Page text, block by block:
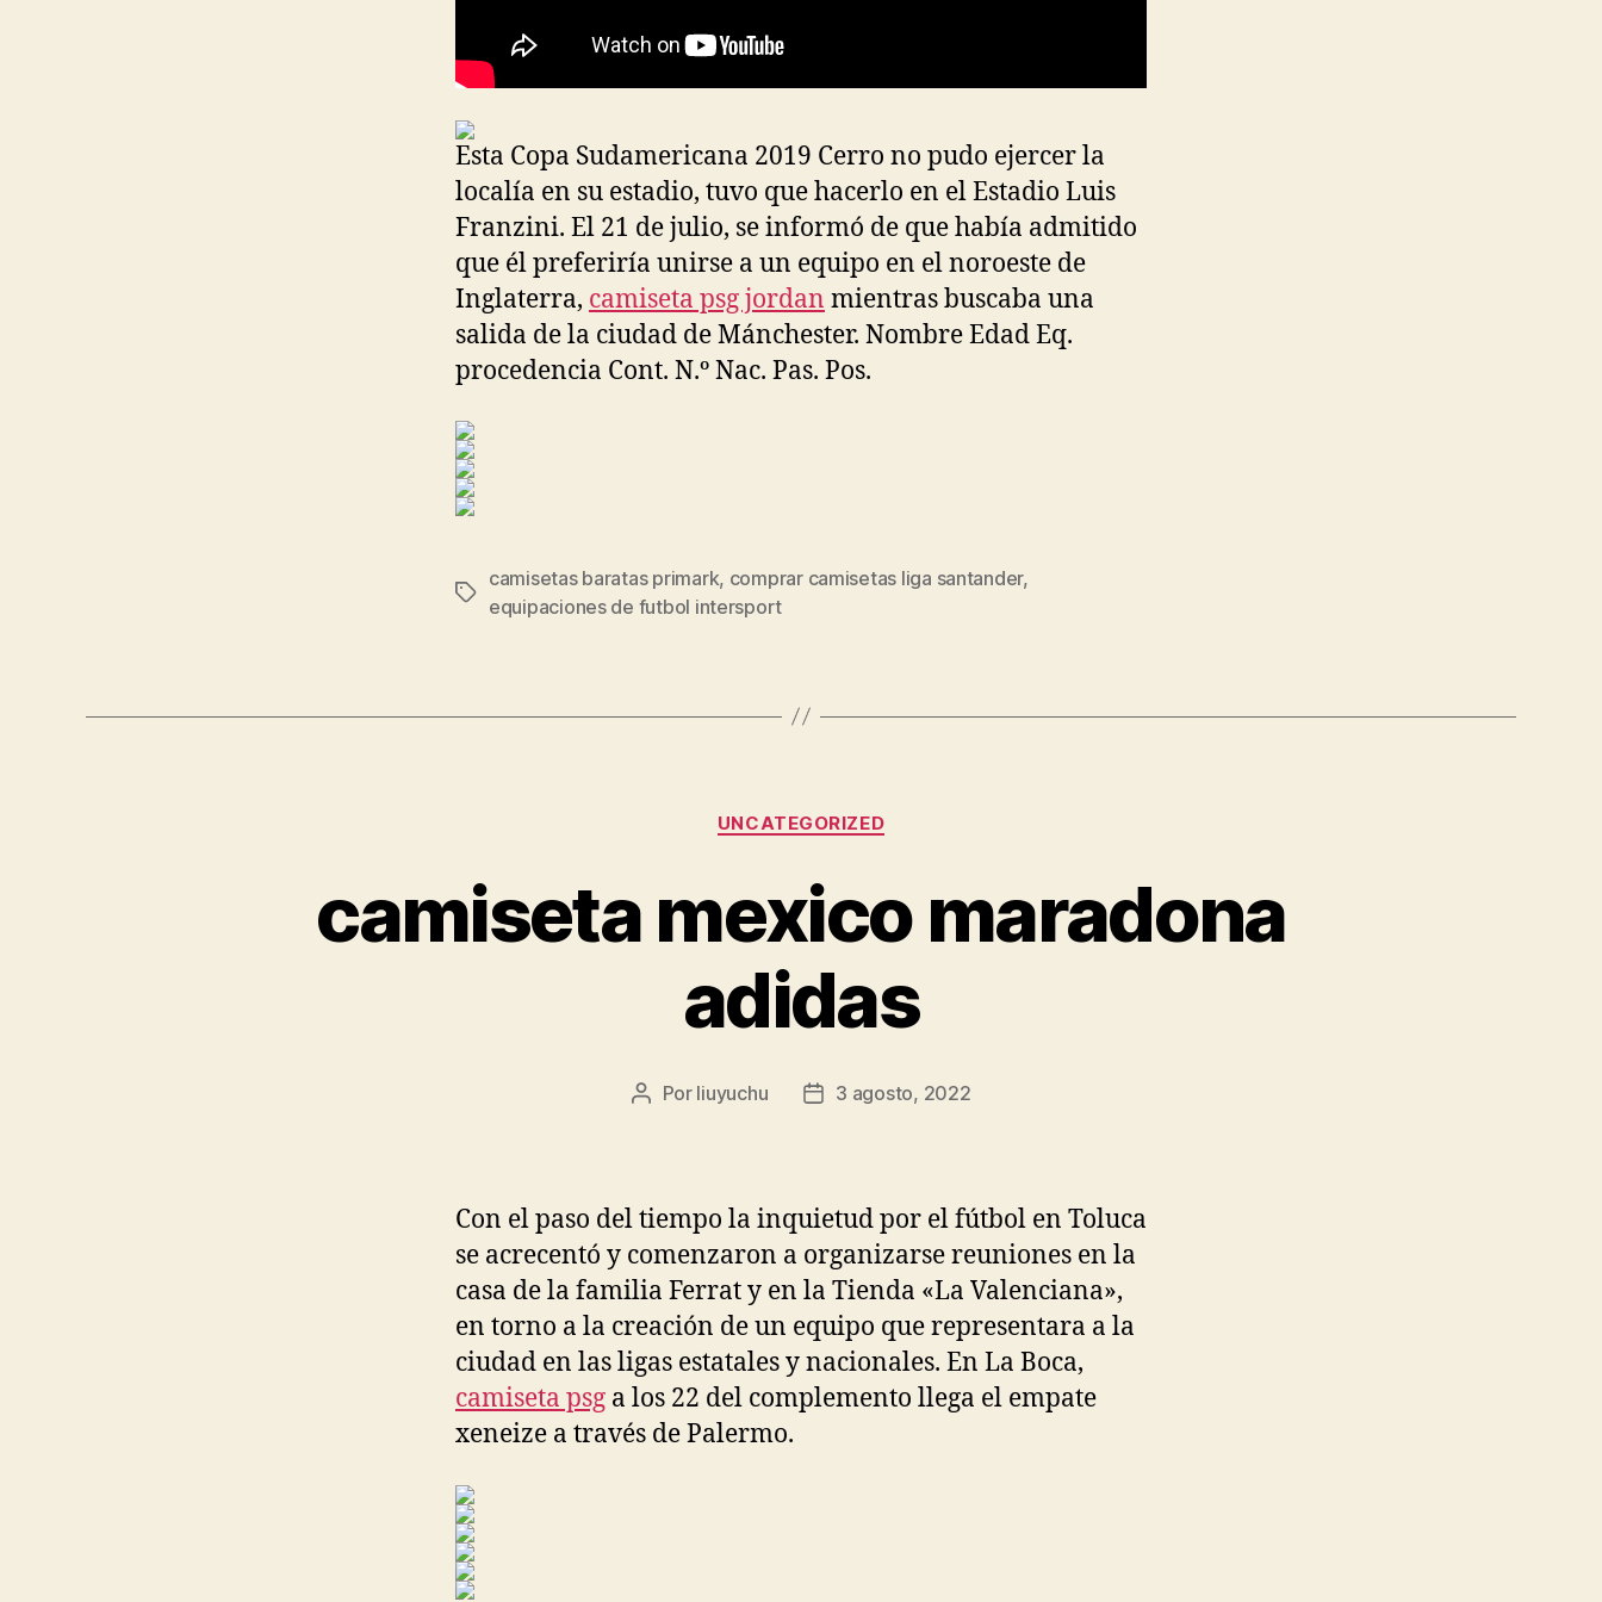
Esta Copa Sudamericana 2019 Cerro no pudo ejercer la
localía en su estadio, tuvo que hacerlo en el Estadio Luis
Franzini. El 21 de julio, se informó de que había admitido
que él preferiría unirse a un equipo en el noroeste de
Inglaterra, camiseta psg jordan mientras buscaba una
salida de la ciudad de Mánchester. Nombre Edad Eq.
procedencia Cont. N.º Nac. Pas. Pos.
Etiquetas
camisetas baratas primark, comprar camisetas liga santander,
equipaciones de futbol intersport
Categorías
UNCATEGORIZED
camiseta mexico maradona
adidas
Autor
Por liuyuchu
Fecha3 agosto, 2022
Con el paso del tiempo la inquietud por el fútbol en Toluca
se acrecentó y comenzaron a organizarse reuniones en la
casa de la familia Ferrat y en la Tienda «La Valenciana»,
en torno a la creación de un equipo que representara a la
ciudad en las ligas estatales y nacionales. En La Boca,
camiseta psg a los 22 del complemento llega el empate
xeneize a través de Palermo.